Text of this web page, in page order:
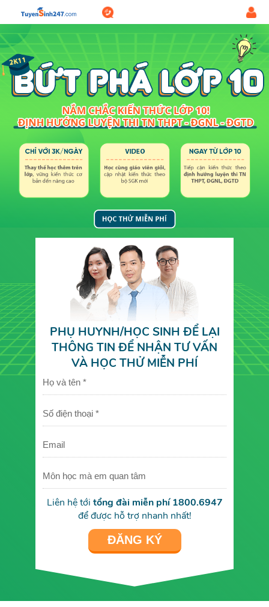
-
Miễn
Đăng
nhập
PHỤ HUYNH/HỌC SINH ĐỂ LẠI
THÔNG TIN ĐỂ NHẬN TƯ VẤN
VÀ HỌC THỬ MIỄN PHÍ
Liên hệ tới tổng đài miễn phí 1800.6947
để được hỗ trợ nhanh nhất!
ĐĂNG KÝ